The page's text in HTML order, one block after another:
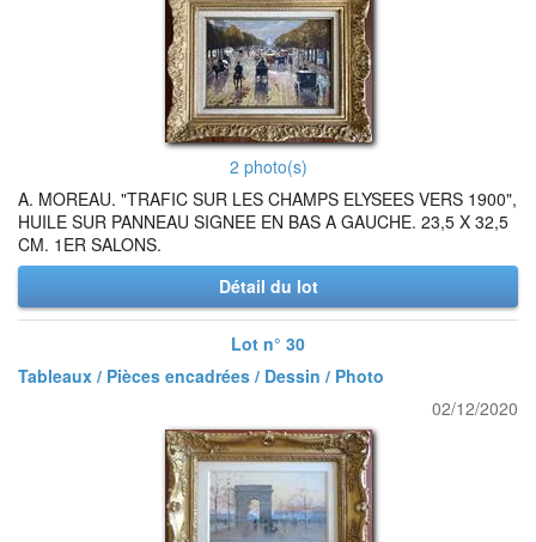
2 photo(s)
A. MOREAU. "TRAFIC SUR LES CHAMPS ELYSEES VERS 1900",
HUILE SUR PANNEAU SIGNEE EN BAS A GAUCHE. 23,5 X 32,5
CM. 1ER SALONS.
Détail du lot
Lot n° 30
Tableaux / Pièces encadrées / Dessin / Photo
02/12/2020